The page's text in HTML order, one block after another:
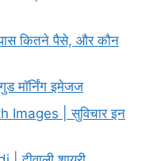
कितने पैसे, और कौन
मॉर्निंग इमेजज
Images | सुविचार इन